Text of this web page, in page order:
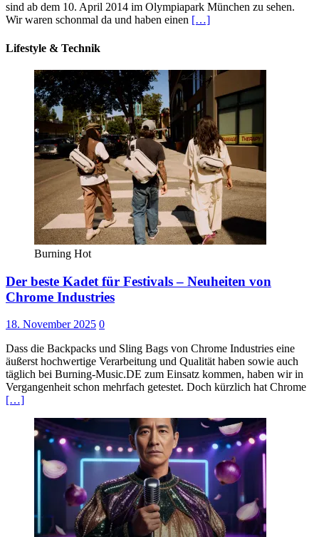
sind ab dem 10. April 2014 im Olympiapark München zu sehen.
Wir waren schonmal da und haben einen […]
Lifestyle & Technik
Burning Hot
Der beste Kadet für Festivals – Neuheiten von
Chrome Industries
18. November 2025 0
Dass die Backpacks und Sling Bags von Chrome Industries eine
äußerst hochwertige Verarbeitung und Qualität haben sowie auch
täglich bei Burning-Music.DE zum Einsatz kommen, haben wir in
Vergangenheit schon mehrfach getestet. Doch kürzlich hat Chrome
[…]